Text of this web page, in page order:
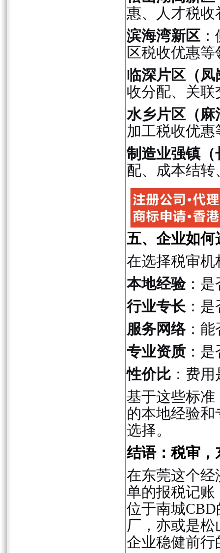
惠、人才税
滨海湾新区：
区税收优惠
临深片区（
收分配、关
水乡片区（麻
加工税收优
制造业强镇
配、成本结
五、企业如
在选择税审
本地经验：是
行业专长：是
服务网络：能
专业资质：是
性价比：费用
基于这些标
的本地经验
选择。
结语：税审
在东莞这个
单的报税记
位于南城
厂，亦或是
企业稳健前行